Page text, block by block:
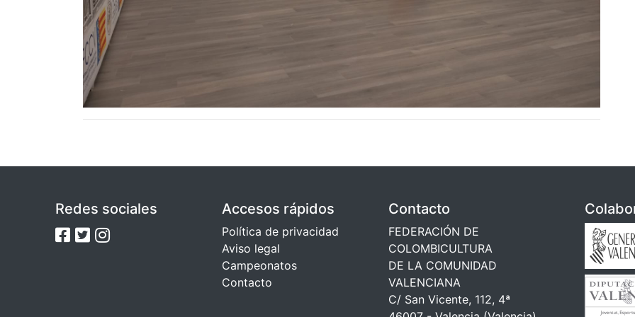
Redes sociales Accesos rápidos
Política de privacidad
Aviso legal
Campeonatos
Contacto
Contacto
FEDERACIÓN DE
COLOMBICULTURA
DE LA COMUNIDAD
VALENCIANA
C/ San Vicente, 112, 4ª